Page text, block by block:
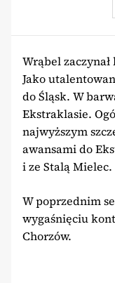
Wrąbel
Jako
do Śląsk. W
Ekstraklasie.
najwyższym
awansami do
i ze Stalą Mielec.
W poprzednim
wygaśnięciu
Chorzów.